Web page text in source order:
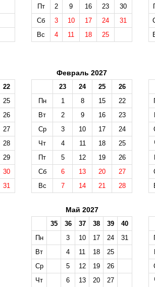
Пт
2 9 16 23
30
Сб
3 10 17 24
31
Вс
4 11 18 25
22
25
26
27
28
29
30
31
Февраль 2027
23 24 25
26
Пн
1 8 15
22
Вт
2 9 16
23
Ср
3 10 17
24
Чт
4 11 18
25
Пт
5 12 19
26
Сб
6 13 20
27
Вс
7 14 21 28
Май 2027
35 36 37 38 39
40
Пн
3 10 17 24
31
Вт
4 11 18
25
Ср
5 12 19
26
Чт
6 13 20 27